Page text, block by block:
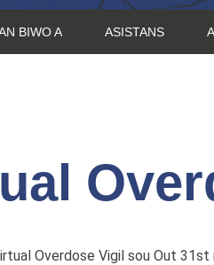
BIWO A ASISTANS
Overdose Vigil sou Out 31st